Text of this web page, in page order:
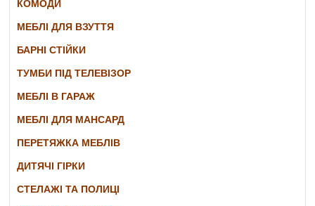
КОМОДИ
МЕБЛІ ДЛЯ ВЗУТТЯ
БАРНІ СТІЙКИ
ТУМБИ ПІД ТЕЛЕВІЗОР
МЕБЛІ В ГАРАЖ
МЕБЛІ ДЛЯ МАНСАРД
ПЕРЕТЯЖКА МЕБЛІВ
ДИТЯЧІ ГІРКИ
СТЕЛАЖІ ТА ПОЛИЦІ